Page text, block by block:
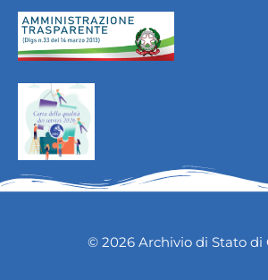
© 2026 Archivio di Stato di